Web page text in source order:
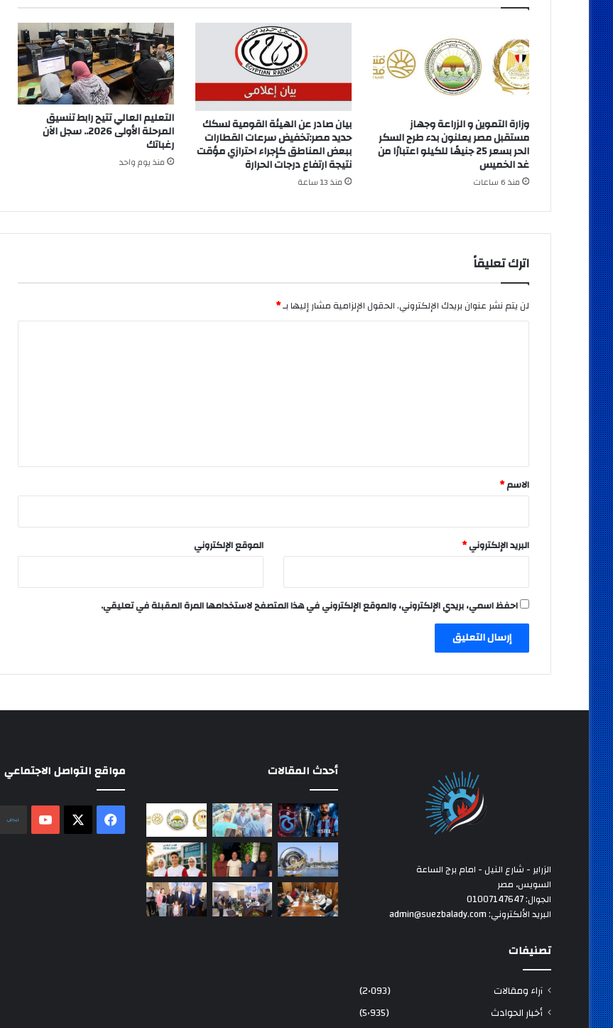
وزارة التموين و الزراعة وجهاز
مستقبل مصر يعلنون بدء طرح السكر
الحر بسعر 25 جنيهًا للكيلو اعتبارًا من
غد الخميس
منذ 6 ساعات
بيان صادر عن الهيئة القومية لسكك
حديد مصر:تخفيض سرعات القطارات
ببعض المناطق كإجراء احترازي مؤقت
نتيجة ارتفاع درجات الحرارة
منذ 13 ساعة
التعليم العالي تتيح رابط تنسيق
المرحلة الأولى 2026.. سجل الآن
رغباتك
منذ يوم واحد
اترك تعليقاً
لن يتم نشر عنوان بريدك الإلكتروني.الحقول الإلزامية مشار إليها بـ*
*
الاسم*
البريد الإلكتروني* الموقع الإلكتروني
احفظ اسمي، بريدي الإلكتروني، والموقع الإلكتروني في هذا المتصفح لاستخدامها المرة المقبلة في تعليقي.
الزراير - شارع النيل - امام برج الساعة
السويس، مصر
الجوال: 01007147647
البريد الألكتروني: admin@suezbalady.com
تصنيفات
آراء ومقالات
(2٬093)
أخبار الحوادث
(5٬935)
أحدث المقالات مواقع التواصل الاجتماعي
فيسبوك
‫X
‫YouTube